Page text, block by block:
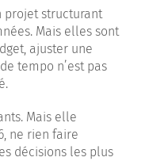
projet structurant
Mais elles sont
ajuster une
tempo n’est pas
Mais elle
ne rien faire
décisions les plus